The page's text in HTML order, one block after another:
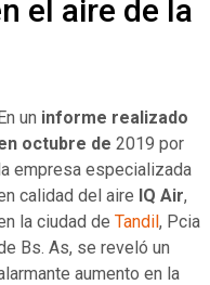
el aire de la
un informe realizado
octubre de 2019 por
empresa especializada
calidad del aire IQ Air,
la ciudad de Tandil, Pcia
Bs. As, se reveló un
aumento en la